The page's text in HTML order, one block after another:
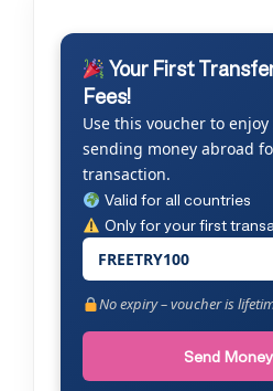
Your First
Fees!
Use this voucher to
sending money abroad
transaction.
Valid for all countries
Only for your first
FREETRY100
No expiry – voucher is
Send